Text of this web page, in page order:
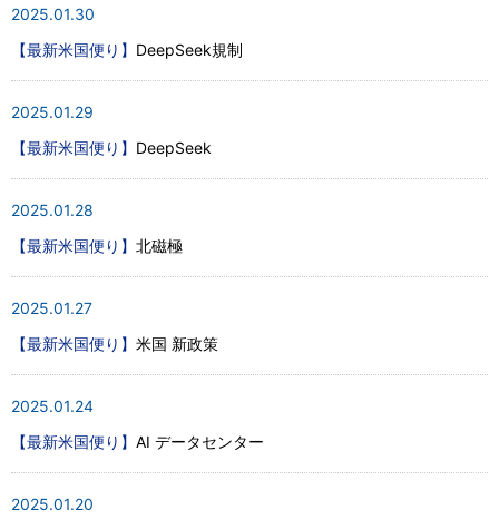
2025.01.30
【最新米国便り】 DeepSeek規制
2025.01.29
【最新米国便り】 DeepSeek
2025.01.28
【最新米国便り】 北磁極
2025.01.27
【最新米国便り】 米国 新政策
2025.01.24
【最新米国便り】 AI データセンター
2025.01.20